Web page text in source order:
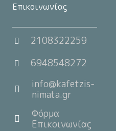
Επικοινωνίας
2108322259
6948548272
info@kafetzis-
nimata.gr
Φόρμα
Επικοινωνίας